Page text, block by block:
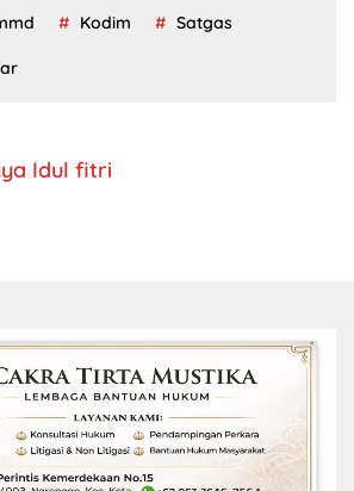
Kodim Satgas
Idul fitri